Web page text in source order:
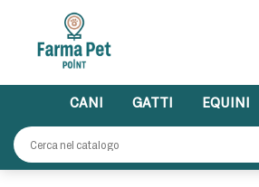
content
CANI GATTI EQUINI